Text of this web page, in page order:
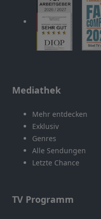
Mediathek
Mehr entdecken
Exklusiv
Genres
Alle Sendungen
Letzte Chance
TV Programm